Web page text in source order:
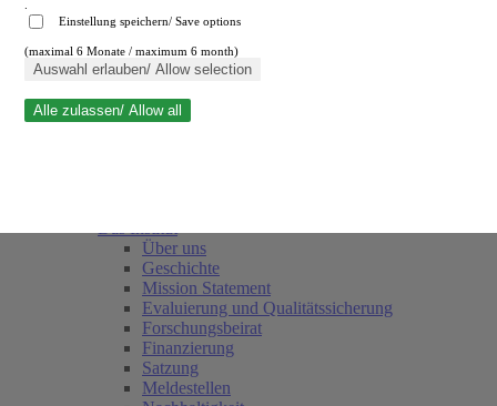
Suche schließen
Über uns
Geschichte
Mission Statement
Evaluierung und Qualitätssicherung
Forschungsbeirat
Finanzierung
Satzung
Meldestellen
Einstellung speichern/ Save options
(maximal 6 Monate / maximum 6 month)
Auswahl erlauben/ Allow selection
Alle zulassen/ Allow all